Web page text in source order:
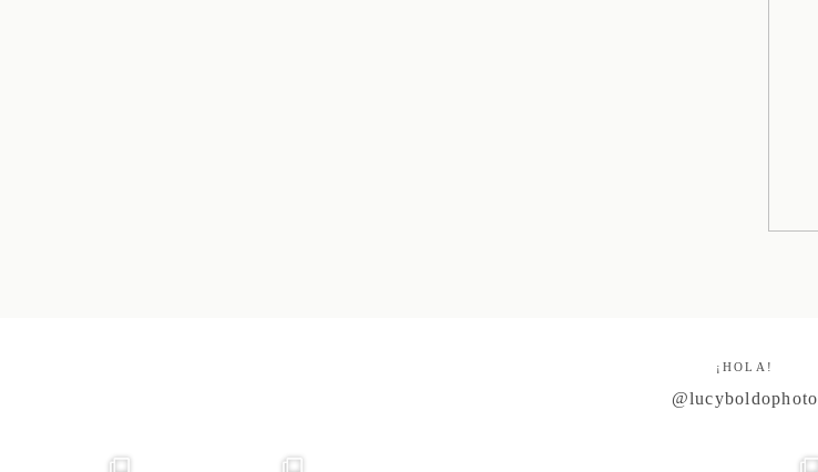
¡HOLA!
@lucyboldophoto